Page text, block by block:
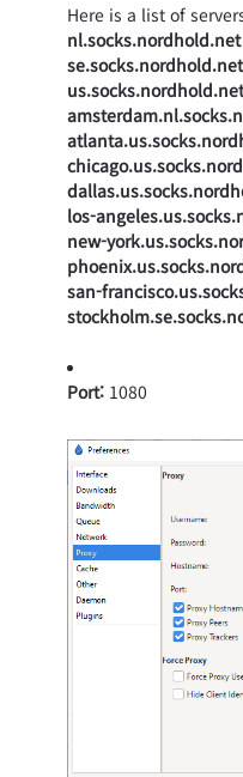
Here is a list of
nl.socks.nordhold.net
se.socks.nordhold.net
us.socks.nordhold.net
los-
new-
san-
Port: 1080